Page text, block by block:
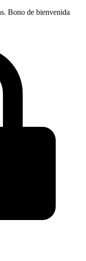
Bono de bienvenida